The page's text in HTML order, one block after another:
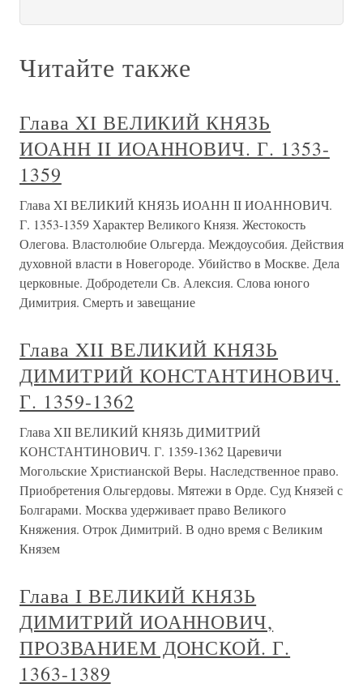
Читайте также
Глава XI ВЕЛИКИЙ КНЯЗЬ
ИОАНН II ИОАННОВИЧ. Г. 1353-
1359
Глава XI ВЕЛИКИЙ КНЯЗЬ ИОАНН II ИОАННОВИЧ.
Г. 1353-1359 Характер Великого Князя. Жестокость
Олегова. Властолюбие Ольгерда. Междоусобия. Действия
духовной власти в Новегороде. Убийство в Москве. Дела
церковные. Добродетели Св. Алексия. Слова юного
Димитрия. Смерть и завещание
Глава XII ВЕЛИКИЙ КНЯЗЬ
ДИМИТРИЙ КОНСТАНТИНОВИЧ.
Г. 1359-1362
Глава XII ВЕЛИКИЙ КНЯЗЬ ДИМИТРИЙ
КОНСТАНТИНОВИЧ. Г. 1359-1362 Царевичи
Могольские Христианской Веры. Наследственное право.
Приобретения Ольгердовы. Мятежи в Орде. Суд Князей с
Болгарами. Москва удерживает право Великого
Княжения. Отрок Димитрий. В одно время с Великим
Князем
Глава I ВЕЛИКИЙ КНЯЗЬ
ДИМИТРИЙ ИОАННОВИЧ,
ПРОЗВАНИЕМ ДОНСКОЙ. Г.
1363-1389